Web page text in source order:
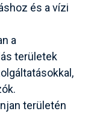
és a vízi
a
területek
területén